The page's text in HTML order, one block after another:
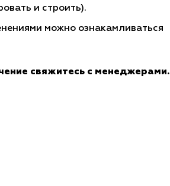
и строить).
можно ознакамливаться
свяжитесь с менеджерами.